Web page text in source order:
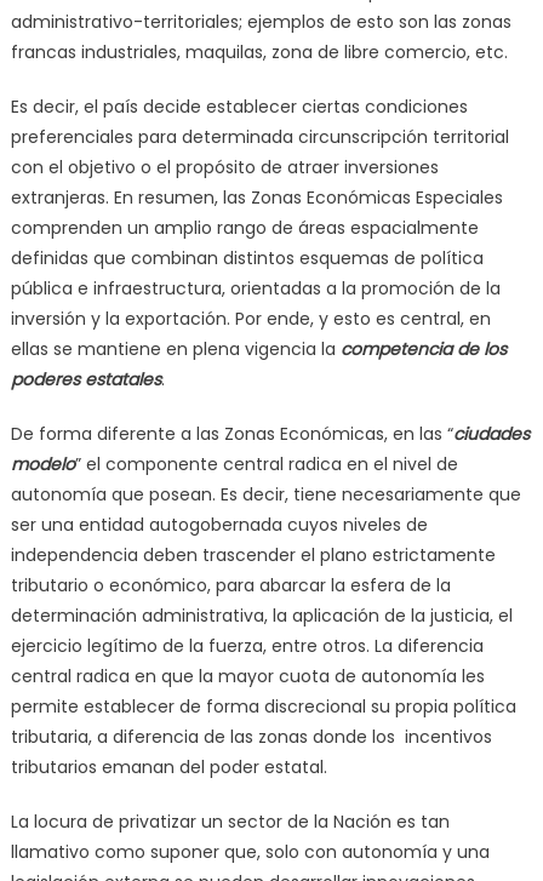
administrativo-territoriales; ejemplos de esto son las zonas
francas industriales, maquilas, zona de libre comercio, etc.
Es decir, el país decide establecer ciertas condiciones
preferenciales para determinada circunscripción territorial
con el objetivo o el propósito de atraer inversiones
extranjeras. En resumen, las Zonas Económicas Especiales
comprenden un amplio rango de áreas espacialmente
definidas que combinan distintos esquemas de política
pública e infraestructura, orientadas a la promoción de la
inversión y la exportación. Por ende, y esto es central, en
ellas se mantiene en plena vigencia la competencia de los
poderes estatales.
De forma diferente a las Zonas Económicas, en las “ciudades
modelo” el componente central radica en el nivel de
autonomía que posean. Es decir, tiene necesariamente que
ser una entidad autogobernada cuyos niveles de
independencia deben trascender el plano estrictamente
tributario o económico, para abarcar la esfera de la
determinación administrativa, la aplicación de la justicia, el
ejercicio legítimo de la fuerza, entre otros. La diferencia
central radica en que la mayor cuota de autonomía les
permite establecer de forma discrecional su propia política
tributaria, a diferencia de las zonas donde los incentivos
tributarios emanan del poder estatal.
La locura de privatizar un sector de la Nación es tan
llamativo como suponer que, solo con autonomía y una